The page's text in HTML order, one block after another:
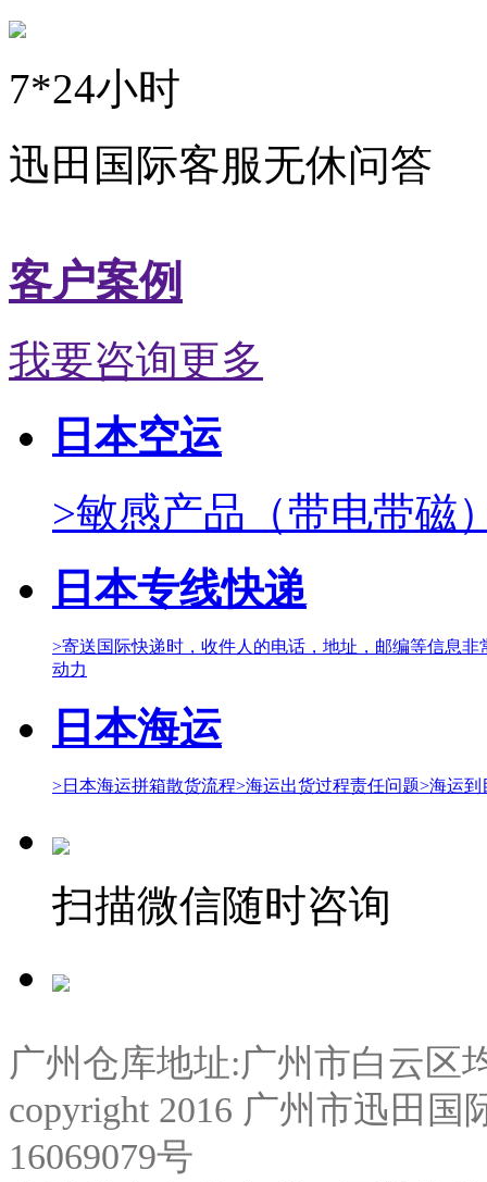
7*24小时
迅田国际客服无休问答
客户案例
我要咨询更多
日本空运
>敏感产品（带电带磁
日本专线快递
>寄送国际快递时，收件人的电话，地址，邮编等信息
动力
日本海运
>日本海运拼箱散货流程>海运出货过程责任问题>海运到
扫描微信随时咨询
广州仓库地址:⼴州市⽩云区
copyright 2016 广州市迅田
16069079号